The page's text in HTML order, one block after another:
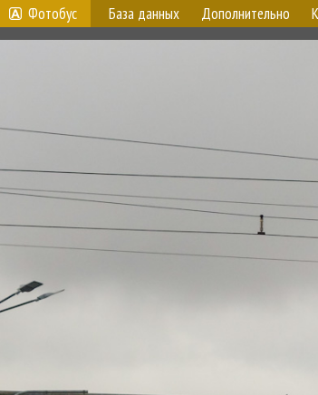
Фотобус База данных Дополнительно